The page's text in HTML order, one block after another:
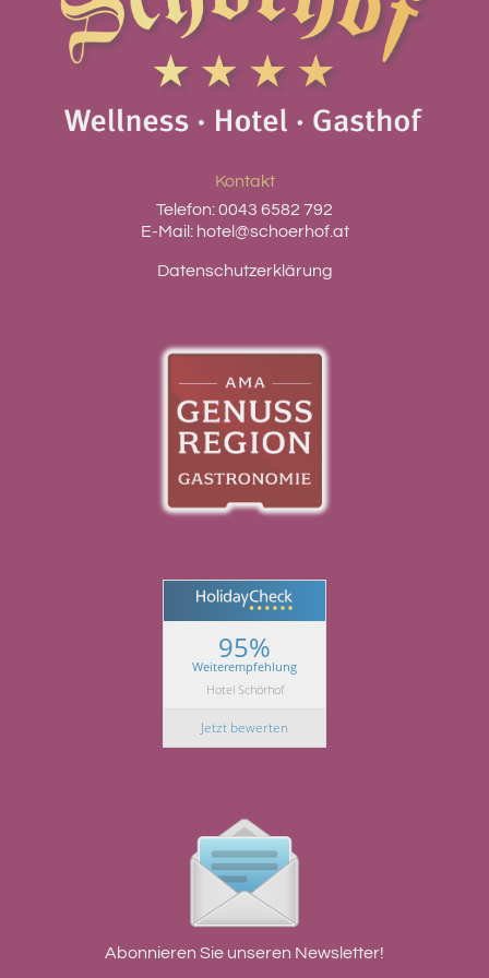
Kontakt
Telefon:0043 6582 792
E-Mail: hotel@schoerhof.at
Datenschutzerklärung
95%
Weiterempfehlung
Hotel Schörhof
Jetzt bewerten
Abonnieren Sie unseren Newsletter!